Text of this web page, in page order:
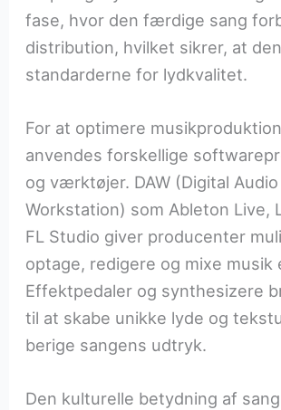
fase, hvor den færdige sang
distribution, hvilket sikrer, at
standarderne for lydkvalitet.
For at optimere
anvendes forskellige
og værktøjer. DAW (Digital Audio
Workstation) som Ableton Live,
FL Studio giver producenter
optage, redigere og mixe
Effektpedaler og synthesizere
til at skabe unikke lyde og
berige sangens udtryk.
Den kulturelle betydning af